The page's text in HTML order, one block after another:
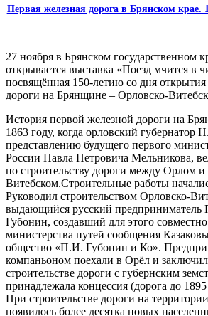
Первая железная дорога в Брянском крае.
27 ноября в Брянском государственном
открывается выставка «Поезд мчится в
посвящённая 150-летию со дня
дороги на Брянщине – Орловско-
История первой железной дороги на
1863 году, когда орловский губернатор
представлению будущего первого
России Павла Петровича Мельникова,
по строительству дороги между Орлом и
Витебском.Строительные работы
Руководил строительством Орловско-
выдающийся русский предприниматель
Губонин, создавший для этого
министерства путей сообщения
общество «П.И. Губонин и Ко».
компаньоном поехали в Орёл и
строительстве дороги с губернским
принадлежала концессия (дорога до
При строительстве дороги на
появилось более десятка новых